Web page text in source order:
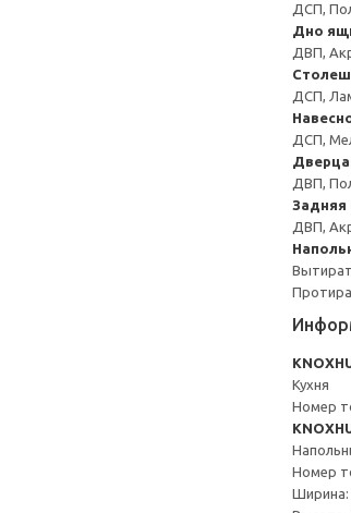
ДСП,
Дно
ДВП,
ДСП,
ДСП,
ДВП,
Задняя
ДВП,
Кухня
Номер
Номер
Ширина: